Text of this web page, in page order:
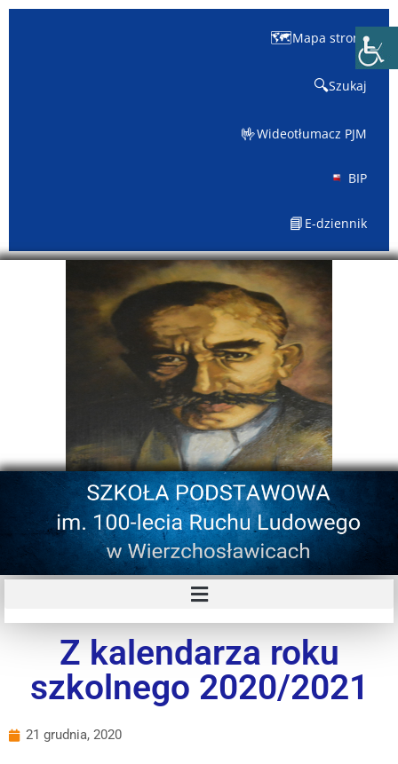
🗺️Mapa strony
🔍Szukaj
🤟Wideotłumacz PJM
BIP
📘 E-dziennik
Z kalendarza roku
szkolnego 2020/2021
21 grudnia, 2020